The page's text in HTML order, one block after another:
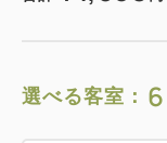
選べる客室： 6